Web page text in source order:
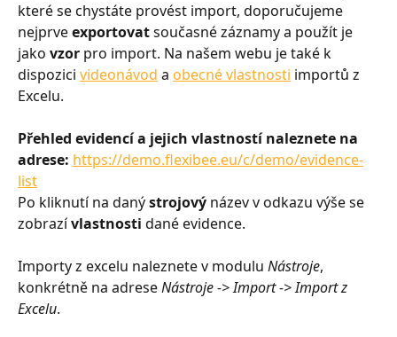
které se chystáte provést import, doporučujeme
nejprve exportovat současné záznamy a použít je
jako vzor pro import. Na našem webu je také k
dispozici videonávod a obecné vlastnosti importů z
Excelu.
Přehled evidencí a jejich vlastností naleznete na
adrese: https://demo.flexibee.eu/c/demo/evidence-
list
Po kliknutí na daný strojový název v odkazu výše se
zobrazí vlastnosti dané evidence.
Importy z excelu naleznete v modulu Nástroje,
konkrétně na adrese Nástroje -> Import -> Import z
Excelu.